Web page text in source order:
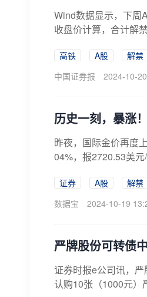
Wind数据显示，下周
收盘价计算，合计解
高铁 A股
解禁
中国证券报
2024-10-
历史一刻，暴涨
昨夜，国际金价再度
04%，报2720.53美
证券 A股
解禁
数据宝
2024-10-19
严牌股份可转债
证券时报e公司讯，
认购10张（1000元）